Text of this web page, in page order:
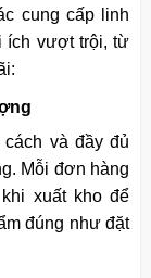
cung cấp linh
ích vượt trội, từ
và đầy đủ
Mỗi đơn hàng
xuất kho để
đúng như đặt